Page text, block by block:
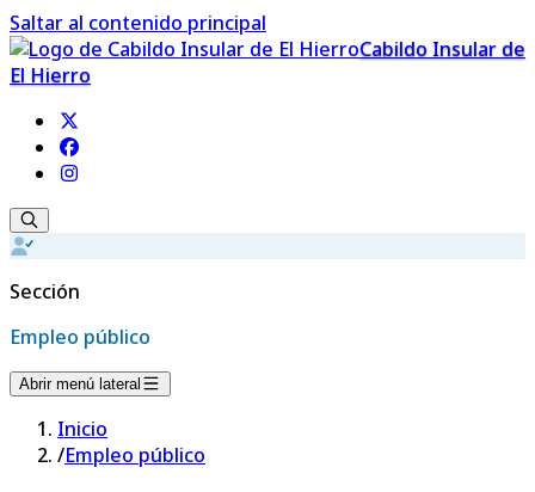
Saltar al contenido principal
Cabildo Insular de
El Hierro
Sección
Empleo público
Abrir menú lateral
Inicio
/Empleo público